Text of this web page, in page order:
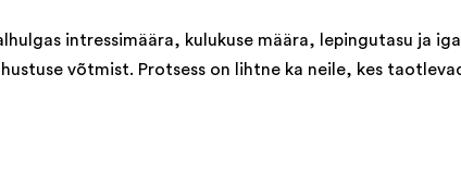
intressimäära, kulukuse määra, lepingutasu ja
võtmist. Protsess on lihtne ka neile, kes